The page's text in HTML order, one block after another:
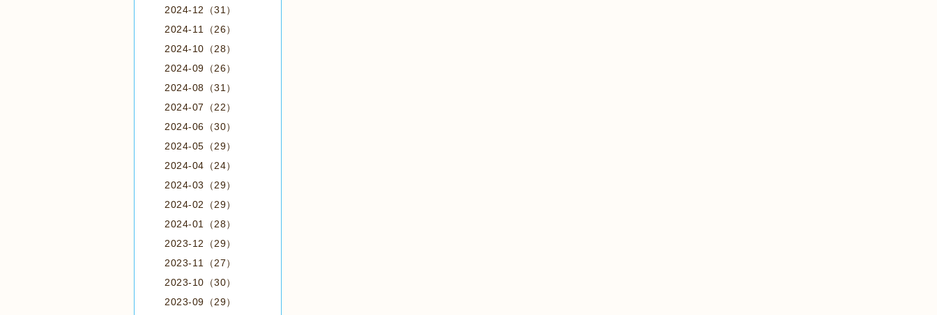
2024-12（31）
2024-11（26）
2024-10（28）
2024-09（26）
2024-08（31）
2024-07（22）
2024-06（30）
2024-05（29）
2024-04（24）
2024-03（29）
2024-02（29）
2024-01（28）
2023-12（29）
2023-11（27）
2023-10（30）
2023-09（29）